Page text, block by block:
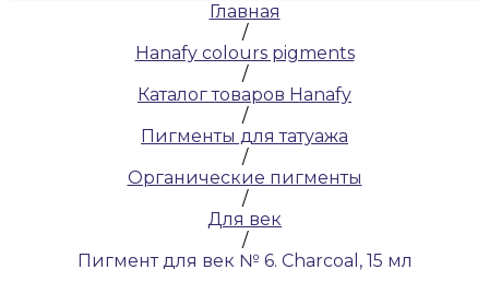
Главная
/
Hanafy colours pigments
/
Каталог товаров Hanafy
/
Пигменты для татуажа
/
Органические пигменты
/
Для век
/
Пигмент для век № 6. Charcoal, 15 мл